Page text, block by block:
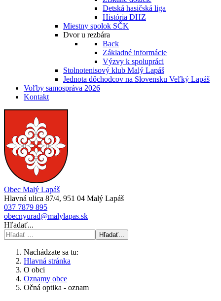
Detská hasičská liga
História DHZ
Miestny spolok SČK
Dvor u rezbára
Back
Základné informácie
Výzvy k spolupráci
Stolnotenisový klub Malý Lapáš
Jednota dôchodcov na Slovensku Veľký Lapáš
Voľby samospráva 2026
Kontakt
Obec Malý Lapáš
Hlavná ulica 87/4, 951 04 Malý Lapáš
037 7879 895
obecnyurad@malylapas.sk
Hľadať...
Hľadať...
Nachádzate sa tu:
Hlavná stránka
O obci
Oznamy obce
Očná optika - oznam